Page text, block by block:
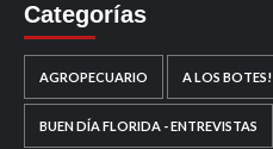
Categorías
AGROPECUARIO A LOS BOTES!
BUEN DÍA FLORIDA - ENTREVISTAS